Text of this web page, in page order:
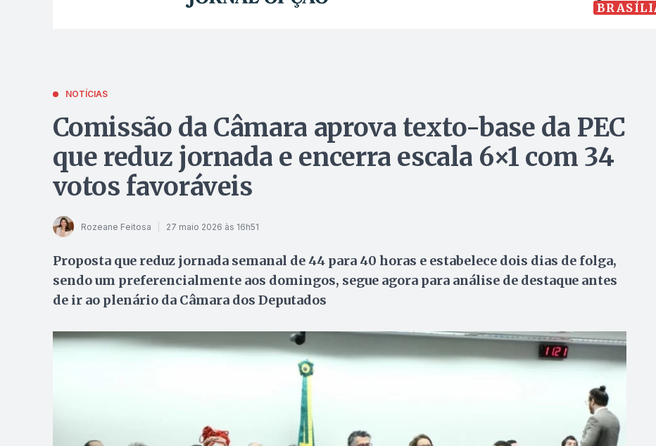
NOTÍCIAS
Comissão da Câmara aprova texto-base da PEC
que reduz jornada e encerra escala 6×1 com 34
votos favoráveis
Rozeane Feitosa 27 maio 2026 às 16h51
Proposta que reduz jornada semanal de 44 para 40 horas e estabelece dois dias de folga,
sendo um preferencialmente aos domingos, segue agora para análise de destaque antes
de ir ao plenário da Câmara dos Deputados